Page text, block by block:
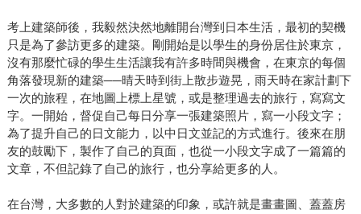
考上建築師後，我毅然決然地離開台灣到日本生活，最初的契機
只是為了參訪更多的建築。剛開始是以學生的身份居住於東京，
沒有那麼忙碌的學生生活讓我有許多時間與機會，在東京的每個
角落發現新的建築──晴天時到街上散步遊晃，雨天時在家計劃下
一次的旅程，在地圖上標上星號，或是整理過去的旅行，寫寫文
字。一開始，督促自己每日分享一張建築照片，寫一小段文字；
為了提升自己的日文能力，以中日文並記的方式進行。後來在朋
友的鼓勵下，製作了自己的頁面，也從一小段文字成了一篇篇的
文章，不但記錄了自己的旅行，也分享給更多的人。
在台灣，大多數的人對於建築的印象，或許就是畫畫圖、蓋蓋房